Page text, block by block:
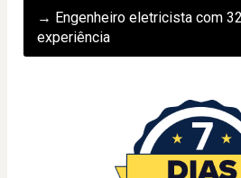
→ Engenheiro eletricista com
experiência